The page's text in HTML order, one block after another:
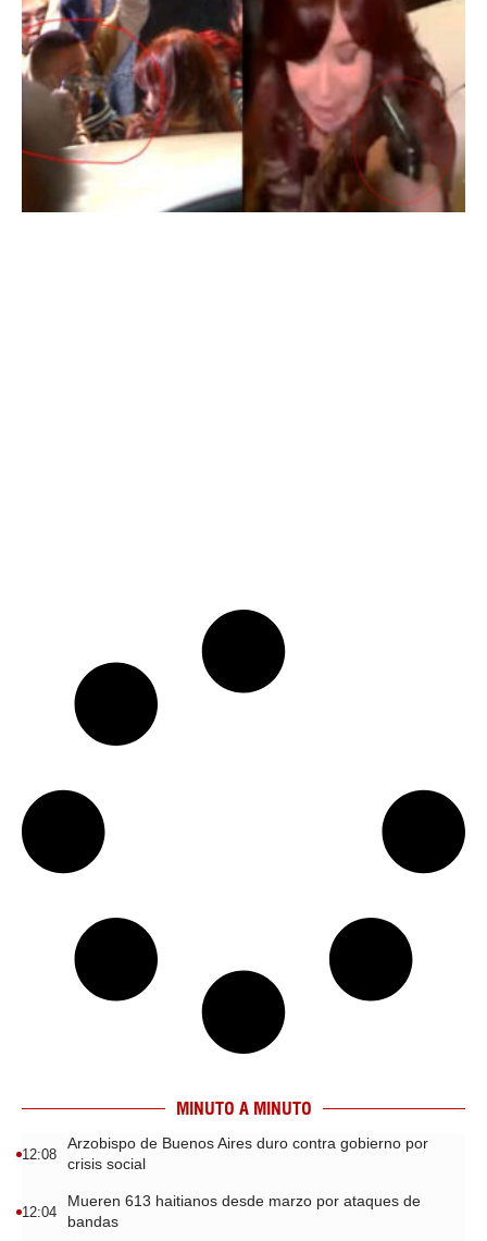
MINUTO A MINUTO
12:08
Arzobispo de Buenos Aires duro contra gobierno por
crisis social
12:04
Mueren 613 haitianos desde marzo por ataques de
bandas